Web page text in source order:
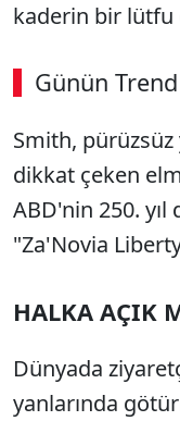
kaderin bir
Günün
SÖZCÜ SON DAKİKA
Smith,
dikkat çeken
ABD'nin 250.
"Za'Novia
HALKA AÇIK
Dünyada
yanlarında